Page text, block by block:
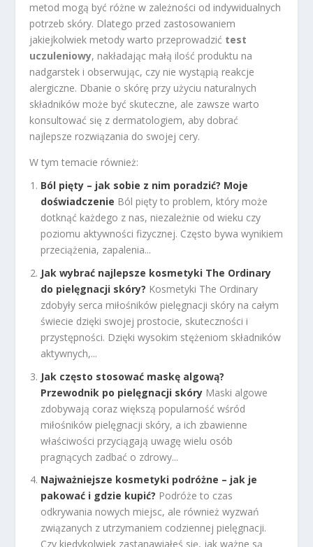
metod mogą być różne w zależności od indywidualnych
potrzeb skóry. Dlatego przed zastosowaniem
jakiejkolwiek metody warto przeprowadzić test
uczuleniowy, nakładając małą ilość produktu na
nadgarstek i obserwując, czy nie wystąpią reakcje
alergiczne. Dbanie o skórę przy użyciu naturalnych
składników może być skuteczne, ale zawsze warto
konsultować się z dermatologiem, aby dobrać
najlepsze rozwiązania do swojej cery.
W tym temacie również:
Ból pięty – jak sobie z nim poradzić? Moje
doświadczenie Ból pięty to problem, który może
dotknąć każdego z nas, niezależnie od wieku czy
poziomu aktywności fizycznej. Często bywa wynikiem
przeciążenia, zapalenia...
Jak wybrać najlepsze kosmetyki The Ordinary
do pielęgnacji skóry? Kosmetyki The Ordinary
zdobyły serca miłośników pielęgnacji skóry na całym
świecie dzięki swojej prostocie, skuteczności i
przystępności. Dzięki wysokim stężeniom składników
aktywnych,...
Jak często stosować maskę algową?
Przewodnik po pielęgnacji skóry Maski algowe
zdobywają coraz większą popularność wśród
miłośników pielęgnacji skóry, a ich zbawienne
właściwości przyciągają uwagę wielu osób
pragnących zadbać o zdrowy...
Najważniejsze kosmetyki podróżne – jak je
pakować i gdzie kupić? Podróże to czas
odkrywania nowych miejsc, ale również wyzwań
związanych z utrzymaniem codziennej pielęgnacji.
Czy kiedykolwiek zastanawiałeś się, jak ważne są